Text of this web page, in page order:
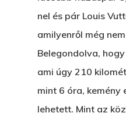
nel és pár Louis
amilyenről még
Belegondolva,
ami úgy 210
mint 6 óra, kemény
lehetett. Mint az